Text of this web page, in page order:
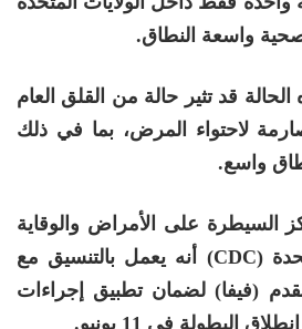
واسعة النطاق.
قد تثير حالة من القلق العام
لاحتواء المرض، بما في ذلك
واسع.
السيطرة على الأمراض والوقاية
منها في الولايات المتحدة (CDC) أنه يعمل بالتنسيق مع
(فيفا) لضمان تطبيق إجراءات
البطولة في 11 يونيو.